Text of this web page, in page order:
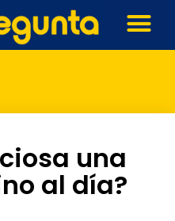
una
al día?